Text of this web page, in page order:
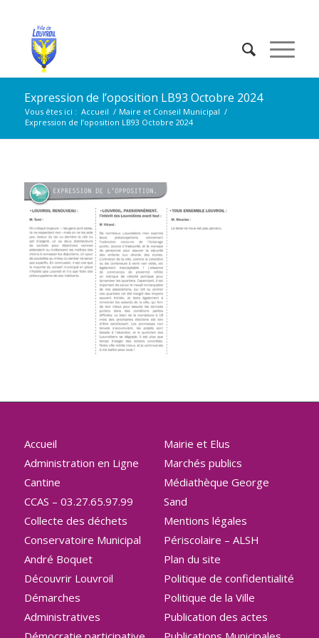
Expression de l’oposition LB93 Octobre 2024
Vous êtes ici : Accueil / Maire et Conseil Municipal /
Expression de l’oposition LB93 Octobre 2024
Accueil
Administration en Ligne
Cantine
CCAS – 03.27.65.97.99
Collecte des déchets
Conservatoire Municipal
André Boquet
Découvrir Louvroil
Démarches
Administratives
Mairie et Elus
Marchés publics
Médiathèque George
Sand
Mentions légales
Périscolaire – ALSH
Plan du site
Politique de confidentialité
Politique de la Ville
Publication des actes